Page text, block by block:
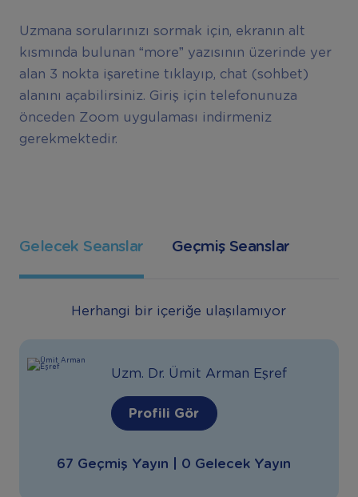
Uzmana sorularınızı sormak için, ekranın alt
kısmında bulunan “more” yazısının üzerinde yer
alan 3 nokta işaretine tıklayıp, chat (sohbet)
alanını açabilirsiniz. Giriş için telefonunuza
önceden Zoom uygulaması indirmeniz
gerekmektedir.
Gelecek Seanslar Geçmiş Seanslar
Herhangi bir içeriğe ulaşılamıyor
Uzm. Dr. Ümit Arman Eşref
Profili Gör
67 Geçmiş Yayın | 0 Gelecek Yayın